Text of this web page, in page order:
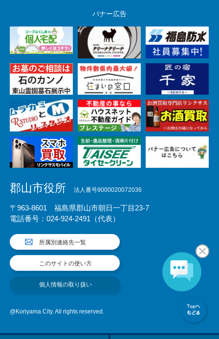
バナー広告
郡山市役所 法人番号9000020072036
〒963-8601 福島県郡山市朝日一丁目23-7
電話番号：024-924-2491（代表）
所属別連絡先一覧
このサイトの使い方
個人情報の取り扱い
@Koriyama City. All rights reserved.